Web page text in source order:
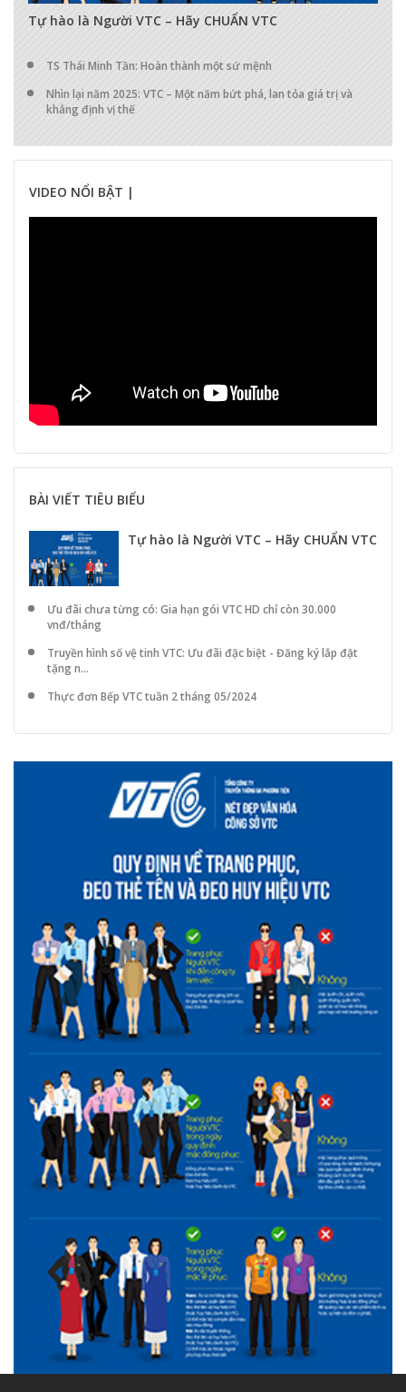
Tự hào là Người VTC – Hãy CHUẨN VTC
TS Thái Minh Tần: Hoàn thành một sứ mệnh
Nhìn lại năm 2025: VTC – Một năm bứt phá, lan tỏa giá trị và
khẳng định vị thế
VIDEO NỔI BẬT |
BÀI VIẾT TIÊU BIỂU
Tự hào là Người VTC – Hãy CHUẨN VTC
Ưu đãi chưa từng có: Gia hạn gói VTC HD chỉ còn 30.000
vnđ/tháng
Truyền hình số vệ tinh VTC: Ưu đãi đặc biệt - Đăng ký lắp đặt
tặng n...
Thực đơn Bếp VTC tuần 2 tháng 05/2024